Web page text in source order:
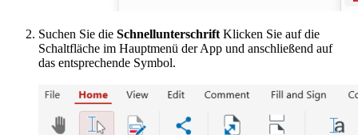
Suchen Sie die Schnellunterschrift Klicken Sie auf die
Schaltfläche im Hauptmenü der App und anschließend auf
das entsprechende Symbol.